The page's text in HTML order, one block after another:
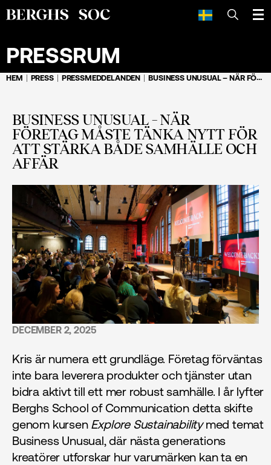
SÖK
PRESSRUM
HEM PRESS PRESSMEDDELANDEN BUSINESS UNUSUAL – NÄR FÖRETAG MÅSTE TÄNKA NYTT FÖR ATT STÄRKA BÅDE SAMHÄLLE OCH AFFÄR
BUSINESS UNUSUAL – NÄR
FÖRETAG MÅSTE TÄNKA NYTT FÖR
ATT STÄRKA BÅDE SAMHÄLLE OCH
AFFÄR
DECEMBER 2, 2025
Kris är numera ett grundläge. Företag förväntas
inte bara leverera produkter och tjänster utan
bidra aktivt till ett mer robust samhälle. I år lyfter
Berghs School of Communication detta skifte
genom kursen Explore Sustainabilitymed temat
Business Unusual, där nästa generations
kreatörer utforskar hur varumärken kan ta en